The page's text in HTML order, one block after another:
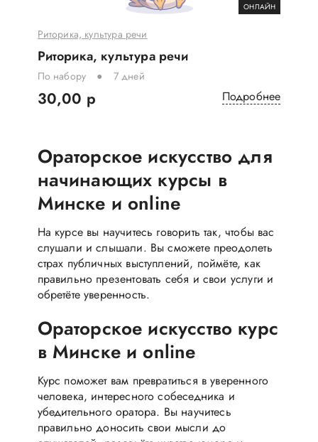
ОНЛАЙН
Риторика, культура речи
Риторика, культура речи
По набору 7 дней
30,00 р Подробнее
Ораторское искусство для
начинающих курсы в
Минске и online
На курсе вы научитесь говорить так, чтобы вас
слушали и слышали. Вы сможете преодолеть
страх публичных выступлений, поймёте, как
правильно презентовать себя и свои услуги и
обретёте уверенность.
Ораторское искусство курс
в Минске и online
Курс поможет вам превратиться в уверенного
человека, интересного собеседника и
убедительного оратора. Вы научитесь
правильно доносить свои мысли до